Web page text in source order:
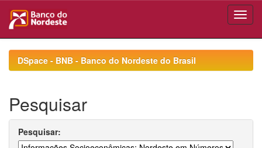
navigationDSpace - BNB - Banco do Nordeste do Brasil
Pesquisar
Pesquisar: